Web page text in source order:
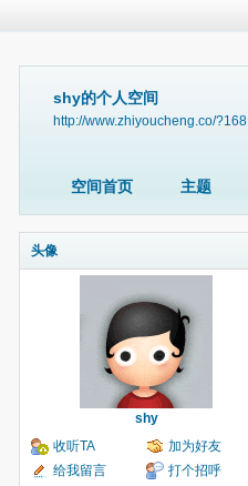
shy的个人空间
http://www.zhiyoucheng.co/?168
空间首页 主题
头像
shy
收听TA
加为好友
给我留言
打个招呼